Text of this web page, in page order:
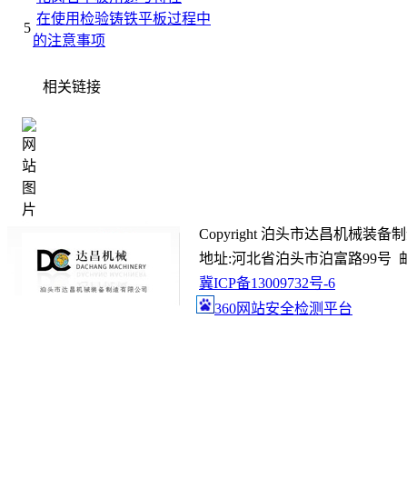
5
在使用检验铸铁平板过程中
的注意事项
相关链接
Copyright 泊头市达昌机械装备
地址:河北省泊头市泊富路99号
冀ICP备13009732号-6
360网站安全检测平台